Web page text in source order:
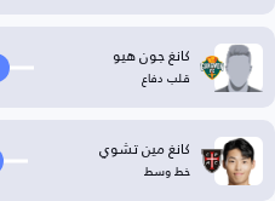
كانغ جون هيو
قلب دفاع
كانغ مين تشوي
خط وسط